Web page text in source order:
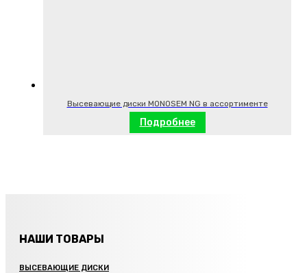
Высевающие диски MONOSEM NG в ассортименте
Подробнее
НАШИ ТОВАРЫ
ВЫСЕВАЮЩИЕ ДИСКИ